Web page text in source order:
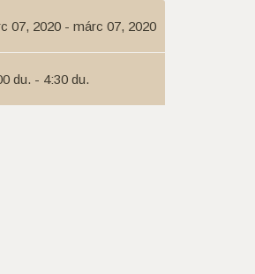
07, 2020 - márc 07, 2020
du. - 4:30 du.